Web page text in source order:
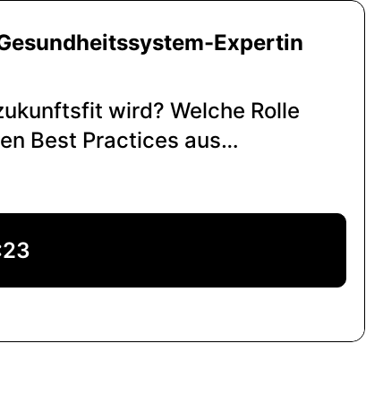
Expertin
wird? Welche Rolle
Best Practices aus